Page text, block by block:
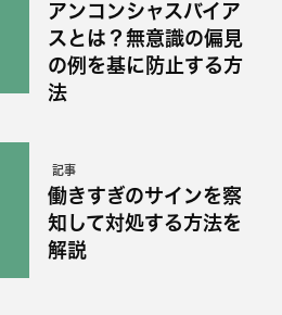
アンコンシャスバイア
スとは？無意識の偏見
の例を基に防止する方
法
記事
働きすぎのサインを察
知して対処する方法を
解説